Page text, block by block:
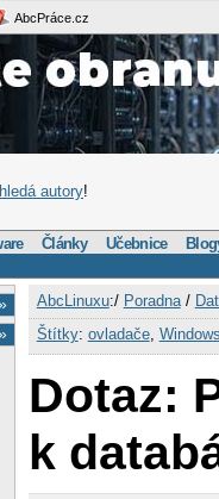
AbcPráce.cz
hledá autory!
Články Učebnice
AbcLinuxu:/ Poradna/
Štítky: ovladače,
Dotaz:
k